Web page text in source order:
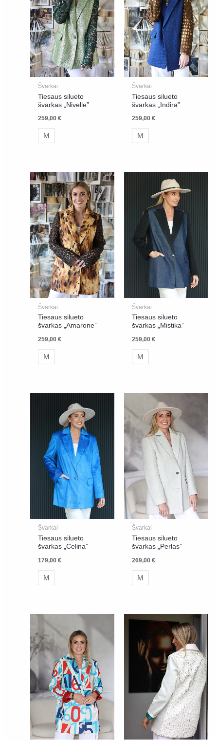
Švarkai
Tiesaus silueto
švarkas „Nivelle”
259,00€
M
Švarkai
Tiesaus silueto
švarkas „Indira”
259,00 €
M
Švarkai
Tiesaus silueto
švarkas „Amarone”
259,00€
M
Švarkai
Tiesaus silueto
švarkas „Mistika”
259,00 €
M
Švarkai
Tiesaus silueto
švarkas „Celina”
179,00€
M
Švarkai
Tiesaus silueto
švarkas „Perlas”
269,00 €
M